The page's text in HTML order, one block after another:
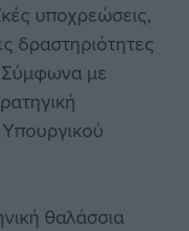
υποχρεώσεις,
δραστηριότητες
με
θαλάσσια